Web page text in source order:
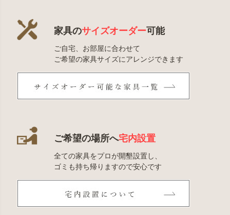
家具のサイズオーダー可能
ご自宅、お部屋に合わせて
ご希望の家具サイズにアレンジできます
ご希望の場所へ宅内設置
全ての家具をプロが開墾設置し、
ゴミも持ち帰りますので安心です